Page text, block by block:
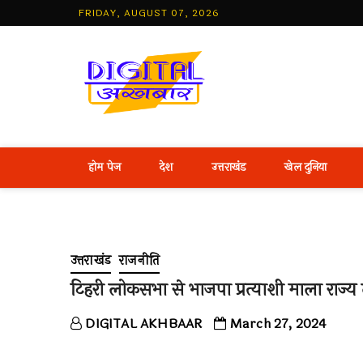
to
FRIDAY, AUGUST 07, 2026
Best
होम पेज देश उत्तराखंड खेल दुनिया
उत्तराखंड राजनीति
टिहरी लोकसभा से भाजपा प्रत्याशी माला
DIGITAL AKHBAAR March 27, 2024